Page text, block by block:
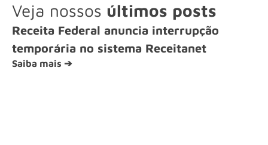
Veja nossos últimos posts
Receita Federal anuncia interrupção
temporária no sistema Receitanet
Saiba mais ➔